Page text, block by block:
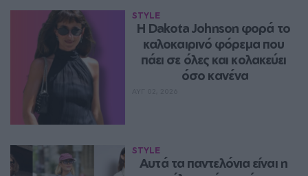
STYLE
Η Dakota Johnson φορά το
καλοκαιρινό φόρεμα που
πάει σε όλες και κολακεύει
όσο κανένα
STYLE
Aυτά τα παντελόνια είναι η